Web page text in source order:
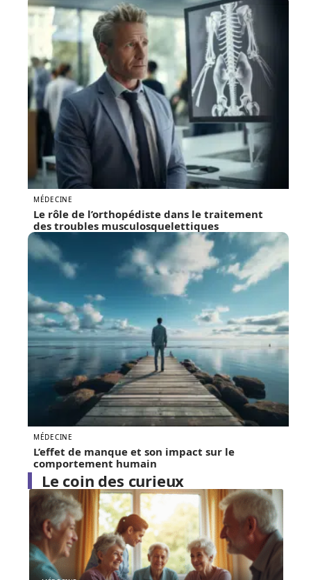
MÉDECINE
Le rôle de l’orthopédiste dans le traitement
des troubles musculosquelettiques
MÉDECINE
L’effet de manque et son impact sur le
comportement humain
Le coin des curieux